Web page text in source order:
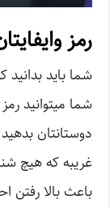
رمز
شما باید بدانید
شما میتوانید رمز
دوستانتان بدهید
غریبه که هیچ
باعث بالا